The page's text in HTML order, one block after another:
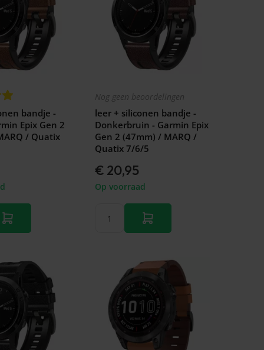
bandje -
Epix Gen 2
/ Quatix
Nog geen beoordelingen
leer + siliconen bandje -
Donkerbruin - Garmin Epix
Gen 2 (47mm) / MARQ /
Quatix 7/6/5
€ 20,95
Op voorraad